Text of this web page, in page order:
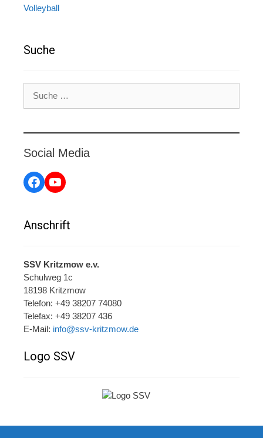
Volleyball
Suche
nach:
Social Media
Facebook
YouTube
Anschrift
SSV Kritzmow e.v.
Schulweg 1c
18198 Kritzmow
Telefon: +49 38207 74080
Telefax: +49 38207 436
E-Mail: info@ssv-kritzmow.de
Logo SSV